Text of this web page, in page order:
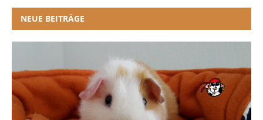
NEUE BEITRÄGE